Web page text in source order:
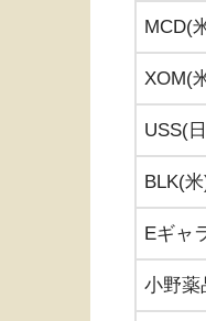
MCD(
XOM(
USS(
BLK(
Eギャ
小野薬